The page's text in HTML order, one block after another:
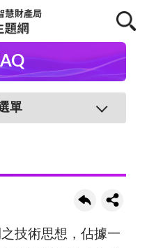
單
技術思想，佔據一